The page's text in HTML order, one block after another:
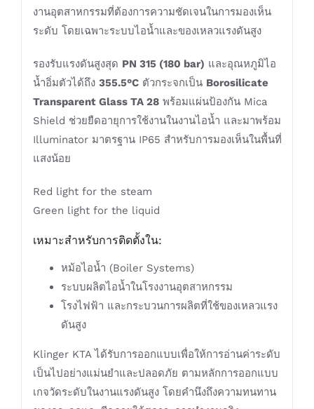
งานอุตสาหกรรมที่ต้องการความชัดเจนในการมองเห็น
ระดับ โดยเฉพาะระบบไอน้ำและของเหลวแรงดันสูง
รองรับแรงดันสูงสุด PN 315 (180 bar) และอุณหภูมิไอ
น้ำอิ่มตัวได้ถึง 355.5°Cตัวกระจกเป็น Borosilicate
Transparent Glass TA 28พร้อมแผ่นป้องกัน Mica
Shield ช่วยยืดอายุการใช้งานในงานไอน้ำ และมาพร้อม
Illuminator มาตรฐาน IP65 สำหรับการมองเห็นในพื้นที่
แสงน้อย
Red light for the steam
Green light for the liquid
เหมาะสำหรับการติดตั้งใน:
หม้อไอน้ำ (Boiler Systems)
ระบบผลิตไอน้ำในโรงงานอุตสาหกรรม
โรงไฟฟ้า และกระบวนการผลิตที่ใช้ของเหลวแรง
ดันสูง
Klinger KTA ได้รับการออกแบบเพื่อให้การอ่านค่าระดับ
เป็นไปอย่างแม่นยำและปลอดภัย ตามหลักการออกแบบ
เกจวัดระดับในงานแรงดันสูง โดยคำนึงถึงความทนทาน